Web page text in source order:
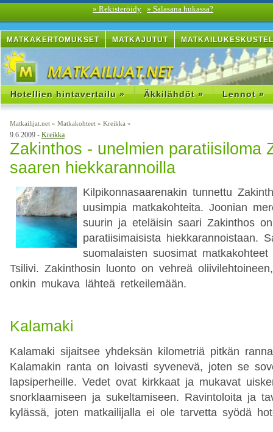
» Rekisteröidy » Salasana hukassa?
MATKAKERTOMUKSET MATKAJUTUT
Hotellien hintavertailu » Äkkilähdöt » Lennot »
Matkailijat.net » Matkakohteet » Kreikka »
9.6.2009 - Kreikka
Zakinthos - unelmien paratiisiloma
saaren hiekkarannoilla
Kilpikonnasaarenakin tunnettu
uusimpia matkakohteita. Joonian
suurin ja eteläisin saari Zakinthos
paratiisimaisista hiekkarannoistaan.
suomalaisten suosimat
Tsilivi. Zakinthosin luonto on vehreä
onkin mukava lähteä retkeilemään.
Kalamaki
Kalamaki sijaitsee yhdeksän kilometriä pitkän
Kalamakin ranta on loivasti syvenevä, joten se
lapsiperheille. Vedet ovat kirkkaat ja mukavat
snorklaamiseen ja sukeltamiseen. Ravintoloita ja
kylässä, joten matkailijalla ei ole tarvetta syödä